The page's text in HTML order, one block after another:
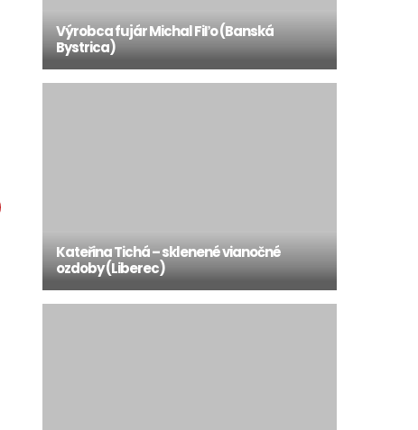
Výrobca fujár Michal Fiľo (Banská
Bystrica)
Kateřina Tichá – sklenené vianočné
ozdoby (Liberec)